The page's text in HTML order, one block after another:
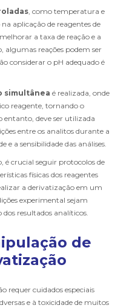
, como temperatura e
aplicação de reagentes de
a taxa de reação e a
algumas reações podem ser
considerar o pH adequado é
simultânea é realizada, onde
reagente, tornando o
entanto, deve ser utilizada
entre os analitos durante a
e a sensibilidade das análises.
é crucial seguir protocolos de
físicas dos reagentes
a derivatização em um
experimental sejam
resultados analíticos.
de
requer cuidados especiais
e à toxicidade de muitos